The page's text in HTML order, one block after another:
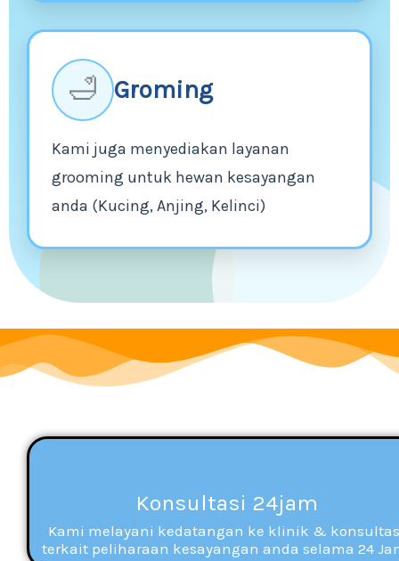
🛁 Groming
Kami juga menyediakan layanan
grooming untuk hewan kesayangan
anda (Kucing, Anjing, Kelinci)
Konsultasi 24jam
Kami melayani kedatangan ke klinik &
terkait peliharaan kesayangan anda selama 24